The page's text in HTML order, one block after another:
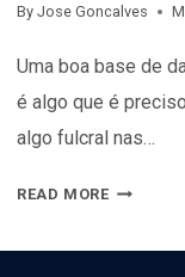
By Jose Goncalves
Uma boa base de
é algo que é
algo fulcral nas…
READ MOREPORQUE